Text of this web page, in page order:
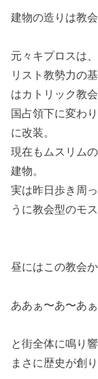
建物の造りは教
元々キプロスは
リスト教勢力の
はカトリック教
国占領下に変わ
に改装。
現在もムスリム
建物。
実は昨日歩き周
うに教会型のモ
昼にはこの教会
ああぁ〜あ〜あ
と街全体に鳴り
まさに歴史が創